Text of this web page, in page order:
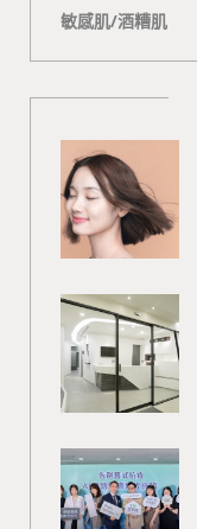
敏感肌/酒糟肌